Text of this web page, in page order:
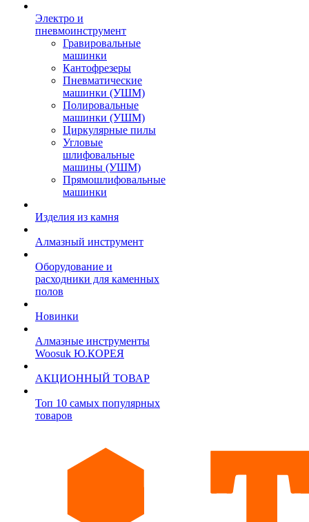
Электро и
пневмоинструмент
Гравировальные
машинки
Кантофрезеры
Пневматические
машинки (УШМ)
Полировальные
машинки (УШМ)
Циркулярные пилы
Угловые
шлифовальные
машины (УШМ)
Прямошлифовальные
машинки
Изделия из камня
Алмазный инструмент
Оборудование и
расходники для каменных
полов
Новинки
Алмазные инструменты
Woosuk Ю.КОРЕЯ
АКЦИОННЫЙ ТОВАР
Топ 10 самых популярных
товаров